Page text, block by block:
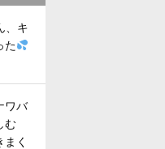
、キ
た
ワバ
む
く